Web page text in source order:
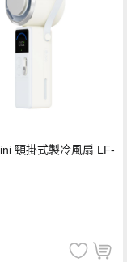
頸掛式製冷風扇 LF-